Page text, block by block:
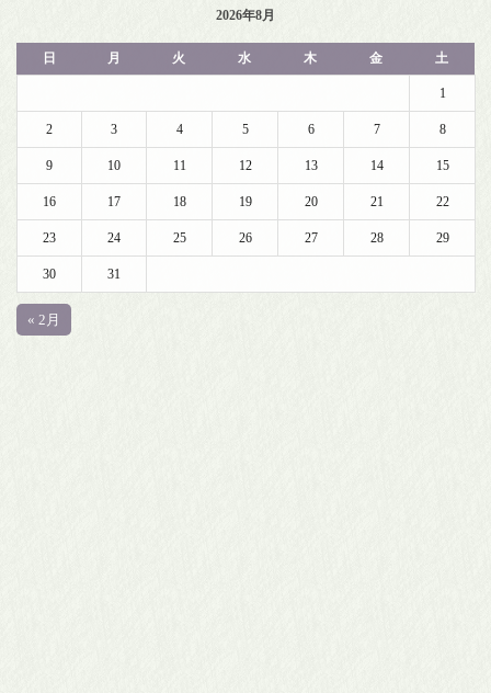
2026年8月
日 月 火 水 木 金 土
1
2 3 4 5 6 7 8
9 10 11 12 13 14 15
16 17 18 19 20 21 22
23 24 25 26 27 28 29
30 31
« 2月